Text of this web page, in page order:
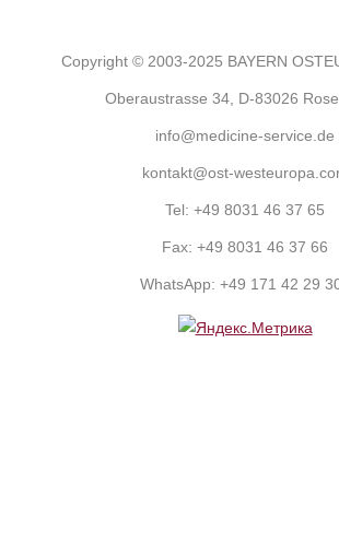
Copyright © 2003-2025 BAYERN
Oberaustrasse 34, D-83026
info@medicine-service.de
kontakt@ost-
Tel: +49 8031 46 37 65
Fax: +49 8031 46 37 66
WhatsApp: +49 171 42 29